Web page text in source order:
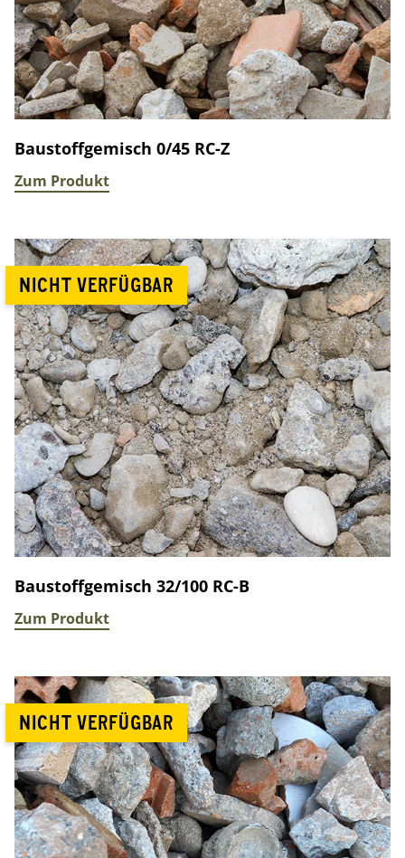
Baustoffgemisch 0/45 RC-Z
Zum Produkt
Baustoffgemisch 32/100 RC-B
Zum Produkt
NICHT VERFÜGBAR
NICHT VERFÜGBAR